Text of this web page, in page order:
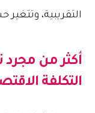
التقريبية،
أكثر من مجرد
التكلفة